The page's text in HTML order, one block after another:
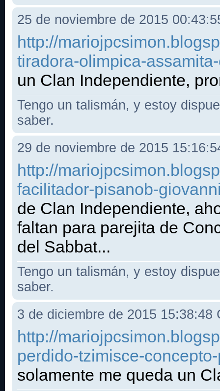
25 de noviembre de 2015
http://
tiradora-olimpica-
un Clan Independiente,
Tengo un talismán, y estoy
saber.
29 de noviembre de 2015
http://
facilitador-pisanob-
de Clan Independiente,
faltan para parejita de
del Sabbat...
Tengo un talismán, y estoy
saber.
3 de diciembre de 2015 15:38:48
http://
perdido-tzimisce-
solamente me queda un